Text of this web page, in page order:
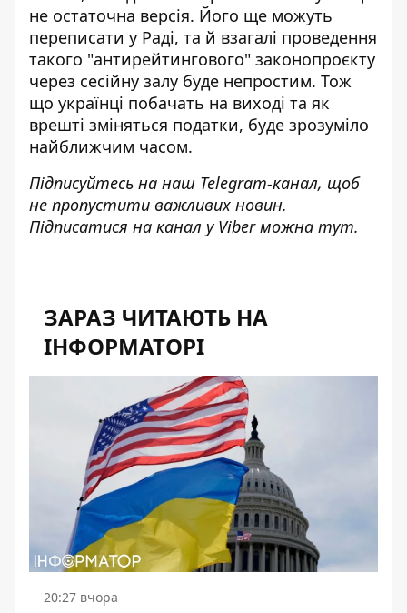
не остаточна версія. Його ще можуть
переписати у Раді, та й взагалі проведення
такого "антирейтингового" законопроєкту
через сесійну залу буде непростим. Тож
що українці побачать на виході та як
врешті зміняться податки, буде зрозуміло
найближчим часом.
Підписуйтесь на наш Telegram-канал, щоб
не пропустити важливих новин.
Підписатися на канал у Viber можна тут.
ЗАРАЗ ЧИТАЮТЬ НА
ІНФОРМАТОРІ
20:27 вчора